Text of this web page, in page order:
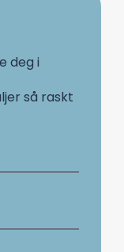
deg i
så raskt